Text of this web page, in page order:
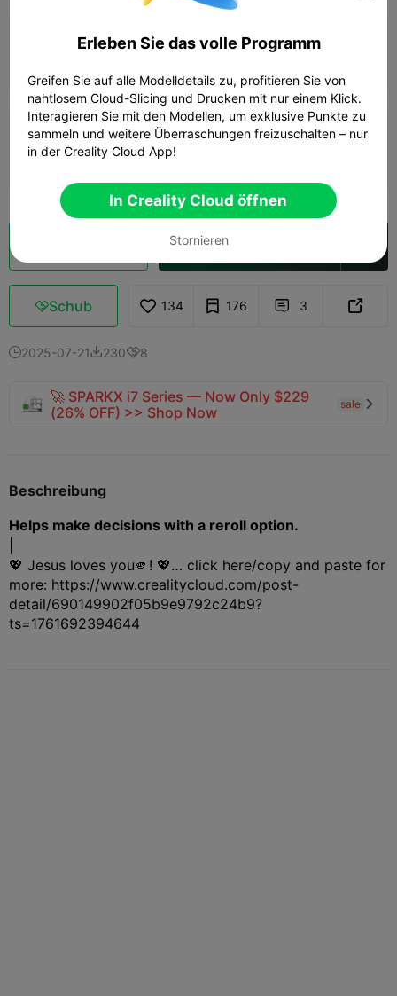
0.2mm layer, 2 walls, 15% infill
0.2mm layer, 2 walls, 15% infill
12m 42s
In Creality Cloud öffnen
Schub 134 176  3 
2025-07-212308
🚀 SPARKX i7 Series — Now Only $229
(26% OFF) >> Shop Now
sale 
Beschreibung
Helps make decisions with a reroll option.
💖 Jesus loves you🫵! 💖… click here/copy and paste for
more: https://www.crealitycloud.com/post-
detail/690149902f05b9e9792c24b9?
ts=1761692394644
Erleben Sie das volle Programm
Greifen Sie auf alle Modelldetails zu, profitieren Sie von
nahtlosem Cloud-Slicing und Drucken mit nur einem Klick.
Interagieren Sie mit den Modellen, um exklusive Punkte zu
sammeln und weitere Überraschungen freizuschalten – nur
in der Creality Cloud App!
In Creality Cloud öffnen
Stornieren